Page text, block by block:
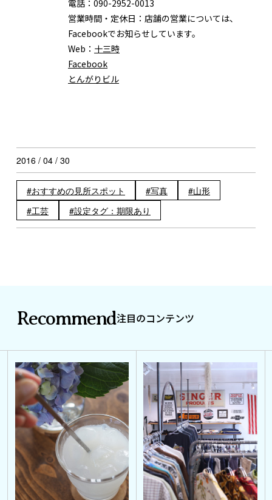
電話： 090-2952-0013
営業時間・定休日： 店舗の営業については、
Facebookでお知らせしています。
Web： 十三時
Facebook
とんがりビル
2016 / 04 / 30
おすすめの見所スポット 写真
山形
工芸
設定タグ：期限あり
Recommend注目のコンテンツ